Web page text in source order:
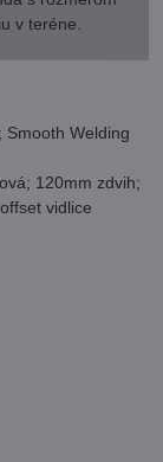
v teréne.
Smooth Welding
120mm zdvih;
vidlice